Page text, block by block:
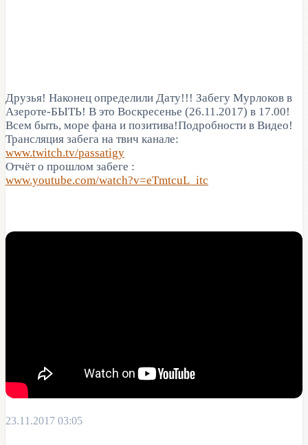
Друзья! Наконец определили Дату!!! Забегу Мурлоков в
Азероте-БЫТЬ! В это Воскресенье (26.11.2017) в 17.00!
Всем быть, море фана и позитива!Подробности в Видео!
Трансляция забега на твич канале:
www.twitch.tv/passatigy
Отчёт о прошлом забеге :
www.youtube.com/watch?v=eTmtcuL_itc
23.11.2017 03:05